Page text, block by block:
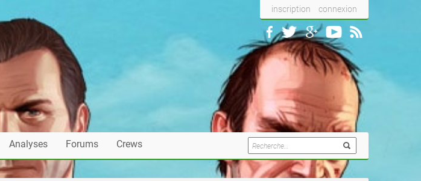
inscription connexion
Analyses Forums Crews